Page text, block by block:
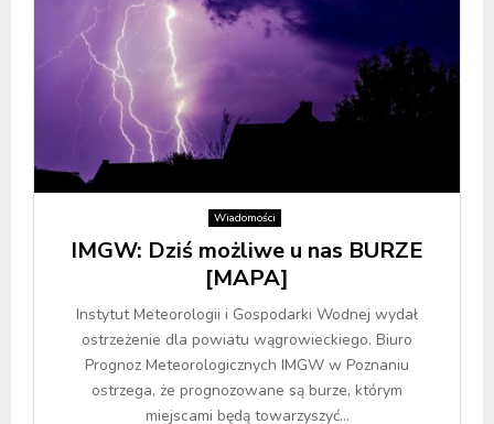
Wiadomości
IMGW: Dziś możliwe u nas BURZE
[MAPA]
Instytut Meteorologii i Gospodarki Wodnej wydał
ostrzeżenie dla powiatu wągrowieckiego. Biuro
Prognoz Meteorologicznych IMGW w Poznaniu
ostrzega, że prognozowane są burze, którym
miejscami będą towarzyszyć...